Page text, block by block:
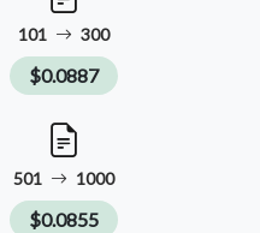
101 300
$0.0887
501 1000
$0.0855